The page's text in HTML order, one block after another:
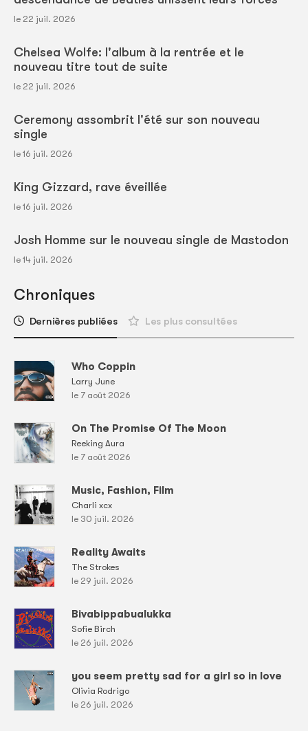
le 22 juil. 2026
Chelsea Wolfe: l'album à la rentrée et le
nouveau titre tout de suite
le 22 juil. 2026
Ceremony assombrit l'été sur son nouveau
single
le 16 juil. 2026
King Gizzard, rave éveillée
le 16 juil. 2026
Josh Homme sur le nouveau single de Mastodon
le 14 juil. 2026
Chroniques
Dernières publiées Les plus consultées
Who Coppin
Larry June
le 7 août 2026
On The Promise Of The Moon
Reeking Aura
le 7 août 2026
Music, Fashion, Film
Charli xcx
le 30 juil. 2026
Reality Awaits
The Strokes
le 29 juil. 2026
Bivabippabualukka
Sofie Birch
le 26 juil. 2026
you seem pretty sad for a girl so in love
Olivia Rodrigo
le 26 juil. 2026